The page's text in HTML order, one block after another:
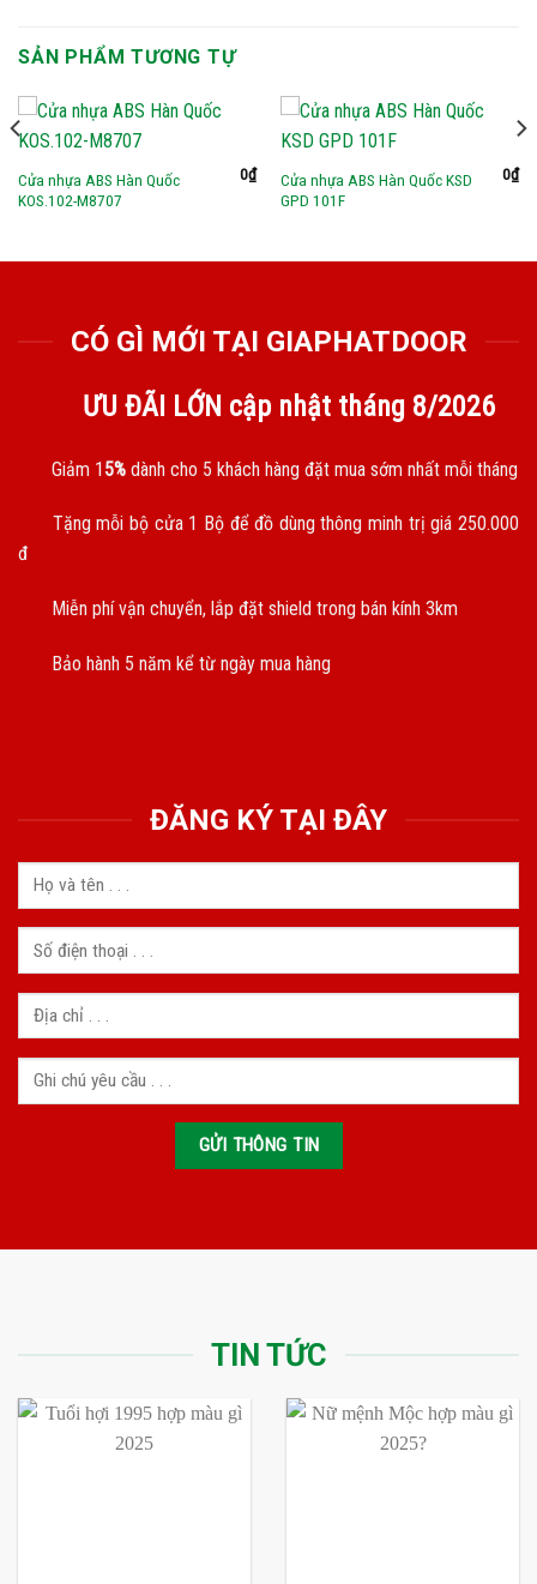
SẢN PHẨM TƯƠNG TỰ
Cửa nhựa ABS Hàn Quốc
KOS.102-M8707
0₫
Cửa nhựa ABS Hàn Quốc KSD
GPD 101F
0₫
CÓ GÌ MỚI TẠI GIAPHATDOOR
ƯU ĐÃI LỚN cập nhật tháng 8/2026
Giảm 15% dành cho 5 khách hàng đặt mua sớm nhất mỗi tháng
Tặng mỗi bộ cửa 1 Bộ để đồ dùng thông minh trị giá 250.000
đ
Miễn phí vận chuyển, lắp đặt shield trong bán kính 3km
Bảo hành 5 năm kể từ ngày mua hàng
ĐĂNG KÝ TẠI ĐÂY
TIN TỨC